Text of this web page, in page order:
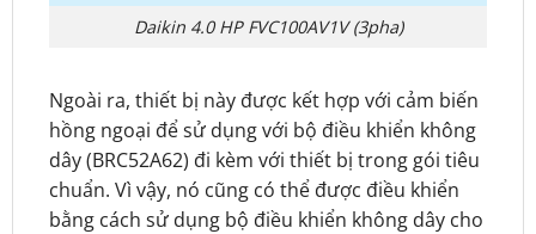
Daikin 4.0 HP FVC100AV1V (3pha)
Ngoài ra, thiết bị này được kết hợp với cảm biến
hồng ngoại để sử dụng với bộ điều khiển không
dây (BRC52A62) đi kèm với thiết bị trong gói tiêu
chuẩn. Vì vậy, nó cũng có thể được điều khiển
bằng cách sử dụng bộ điều khiển không dây cho